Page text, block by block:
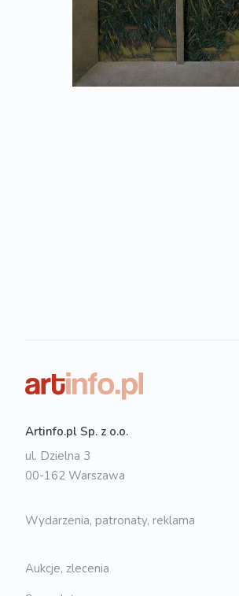
Artinfo.pl Sp. z o.o.
ul. Dzielna 3
00-162 Warszawa
Wydarzenia, patronaty, reklama
Aukcje, zlecenia